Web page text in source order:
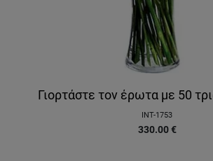
Γιορτάστε τον έρωτα με 50
INT-1753
330.00 €